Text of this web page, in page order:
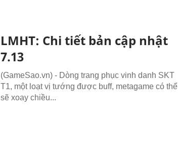
LMHT: Chi tiết bản cập nhật
7.13
(GameSao.vn) - Dòng trang phục vinh danh SKT
T1, một loạt vị tướng được buff, metagame có thể
sẽ xoay chiều...